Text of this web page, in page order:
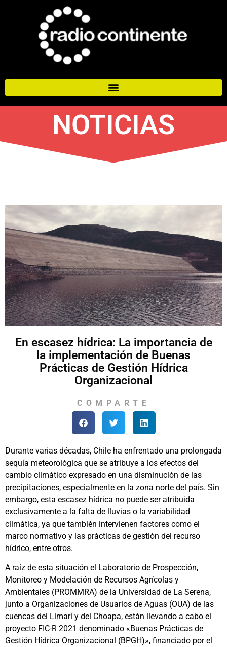
NOTICIAS
En escasez hídrica: La importancia de
la implementación de Buenas
Prácticas de Gestión Hídrica
Organizacional
COMPARTE
Durante varias décadas, Chile ha enfrentado una prolongada
sequía meteorológica que se atribuye a los efectos del
cambio climático expresado en una disminución de las
precipitaciones, especialmente en la zona norte del país. Sin
embargo, esta escasez hídrica no puede ser atribuida
exclusivamente a la falta de lluvias o la variabilidad
climática, ya que también intervienen factores como el
marco normativo y las prácticas de gestión del recurso
hídrico, entre otros.
A raíz de esta situación el Laboratorio de Prospección,
Monitoreo y Modelación de Recursos Agrícolas y
Ambientales (PROMMRA) de la Universidad de La Serena,
junto a Organizaciones de Usuarios de Aguas (OUA) de las
cuencas del Limarí y del Choapa, están llevando a cabo el
proyecto FIC-R 2021 denominado «Buenas Prácticas de
Gestión Hídrica Organizacional (BPGH)», financiado por el